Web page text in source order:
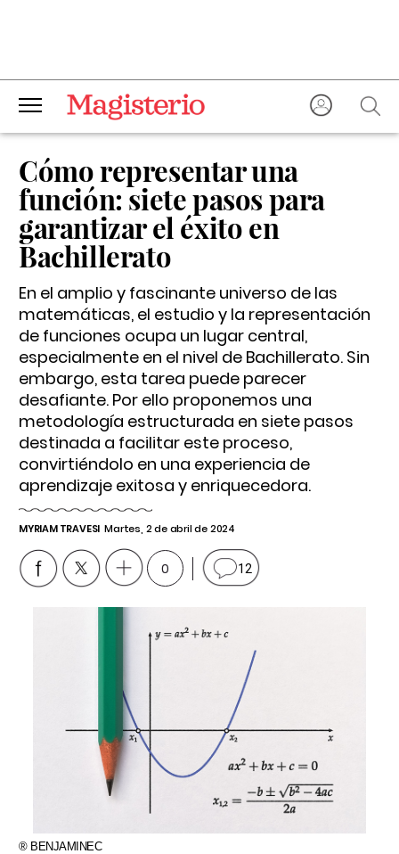
Cómo representar una
función: siete pasos para
garantizar el éxito en
Bachillerato
En el amplio y fascinante universo de las
matemáticas, el estudio y la representación
de funciones ocupa un lugar central,
especialmente en el nivel de Bachillerato. Sin
embargo, esta tarea puede parecer
desafiante. Por ello proponemos una
metodología estructurada en siete pasos
destinada a facilitar este proceso,
convirtiéndolo en una experiencia de
aprendizaje exitosa y enriquecedora.
MYRIAM TRAVESI Martes, 2 de abril de 2024
0 12
® BENJAMINEC